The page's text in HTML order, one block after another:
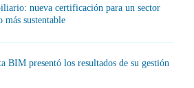
nueva certificación para un sector
sustentable
BIM presentó los resultados de su gestión